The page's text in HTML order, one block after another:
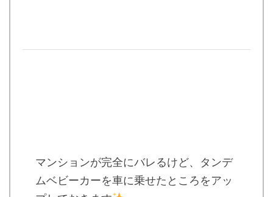
マンションが完全にバレるけど、タンデ
ムベビーカーを車に乗せたところをアッ